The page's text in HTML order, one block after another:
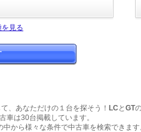
見る
、あなただけの１台を探そう！ LC と GT
車は30台掲載しています。
から様々な条件で中古車を検索できま